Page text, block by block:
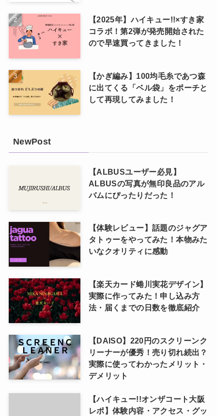
【2025年】ハイキュー!!×すき家
コラボ！第2弾が発売開始された
ので早速買ってきました！
【かぎ編み】100均毛糸であつ森
に出てくる「ベル袋」をポーチと
して再現してみました！
NewPost
【ALBUSユーザー必見】
ALBUSの写真が無印良品のアル
バムにぴったりだった！
【体験レビュー】話題のジャグア
タトゥーをやってみた！本物みた
いなクオリティに感動
【楽天カード蜷川実花デザイン】
実際に作ってみた！申し込み方
法・届くまでの日数を徹底紹介
【DAISO】220円のスクリーンク
リーナーが優秀！売り切れ続出？
実際に使ってわかったメリット・
デメリット
【ハイキュー!!オンザコート大阪
レポ】体験内容・アクセス・グッ